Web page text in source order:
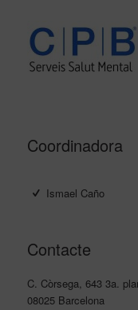
Coordinadora
Ismael Caño
Contacte
C. Còrsega, 643 3a.
08025 Barcelona